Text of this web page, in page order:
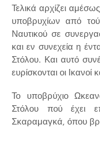
Τελικά αρχίζει
υποβρυχίων από
Ναυτικού σε
και εν συνεχεία η
Στόλου. Και αυτό
ευρίσκονται οι Ικανοί
Το υποβρύχιο
Στόλου πού έχει
Σκαραμαγκά, όπου